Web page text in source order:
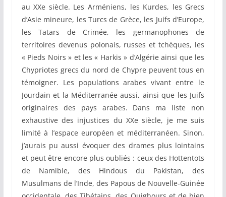
au XXe siècle. Les Arméniens, les Kurdes, les Grecs
d’Asie mineure, les Turcs de Grèce, les Juifs d’Europe,
les Tatars de Crimée, les germanophones de
territoires devenus polonais, russes et tchèques, les
« Pieds Noirs » et les « Harkis » d’Algérie ainsi que les
Chypriotes grecs du nord de Chypre peuvent tous en
témoigner. Les populations arabes vivant entre le
Jourdain et la Méditerranée aussi, ainsi que les Juifs
originaires des pays arabes. Dans ma liste non
exhaustive des injustices du XXe siècle, je me suis
limité à l’espace européen et méditerranéen. Sinon,
j’aurais pu aussi évoquer des drames plus lointains
et peut être encore plus oubliés : ceux des Hottentots
de Namibie, des Hindous du Pakistan, des
Musulmans de l’Inde, des Papous de Nouvelle-Guinée